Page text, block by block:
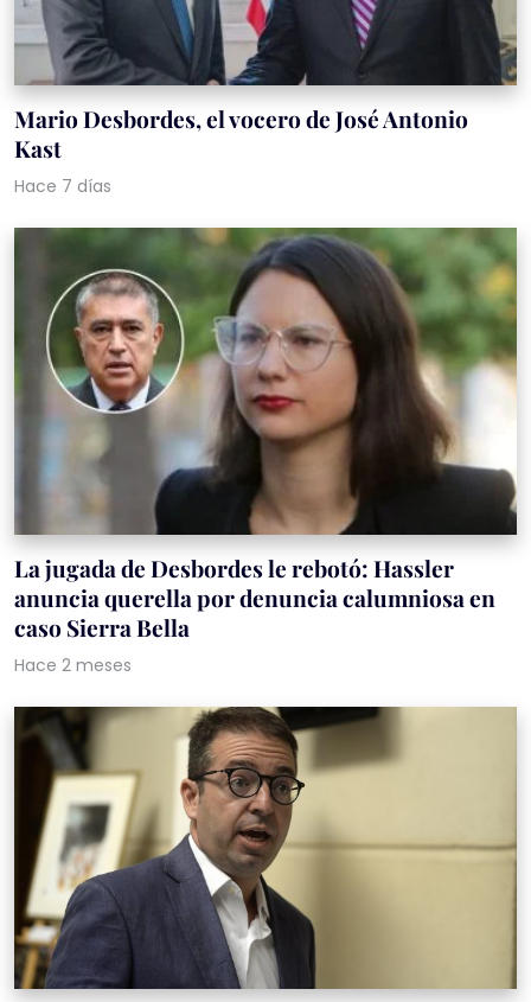
Mario Desbordes, el vocero de José Antonio
Kast
Hace 7 días
La jugada de Desbordes le rebotó: Hassler
anuncia querella por denuncia calumniosa en
caso Sierra Bella
Hace 2 meses